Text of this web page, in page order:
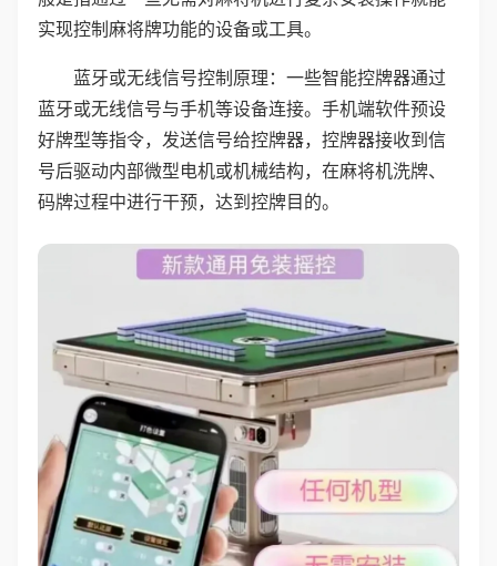
实现控制麻将牌功能的设备或工具。
蓝牙或无线信号控制原理：一些智能控牌器通过
蓝牙或无线信号与手机等设备连接。手机端软件预设
好牌型等指令，发送信号给控牌器，控牌器接收到信
号后驱动内部微型电机或机械结构，在麻将机洗牌、
码牌过程中进行干预，达到控牌目的。